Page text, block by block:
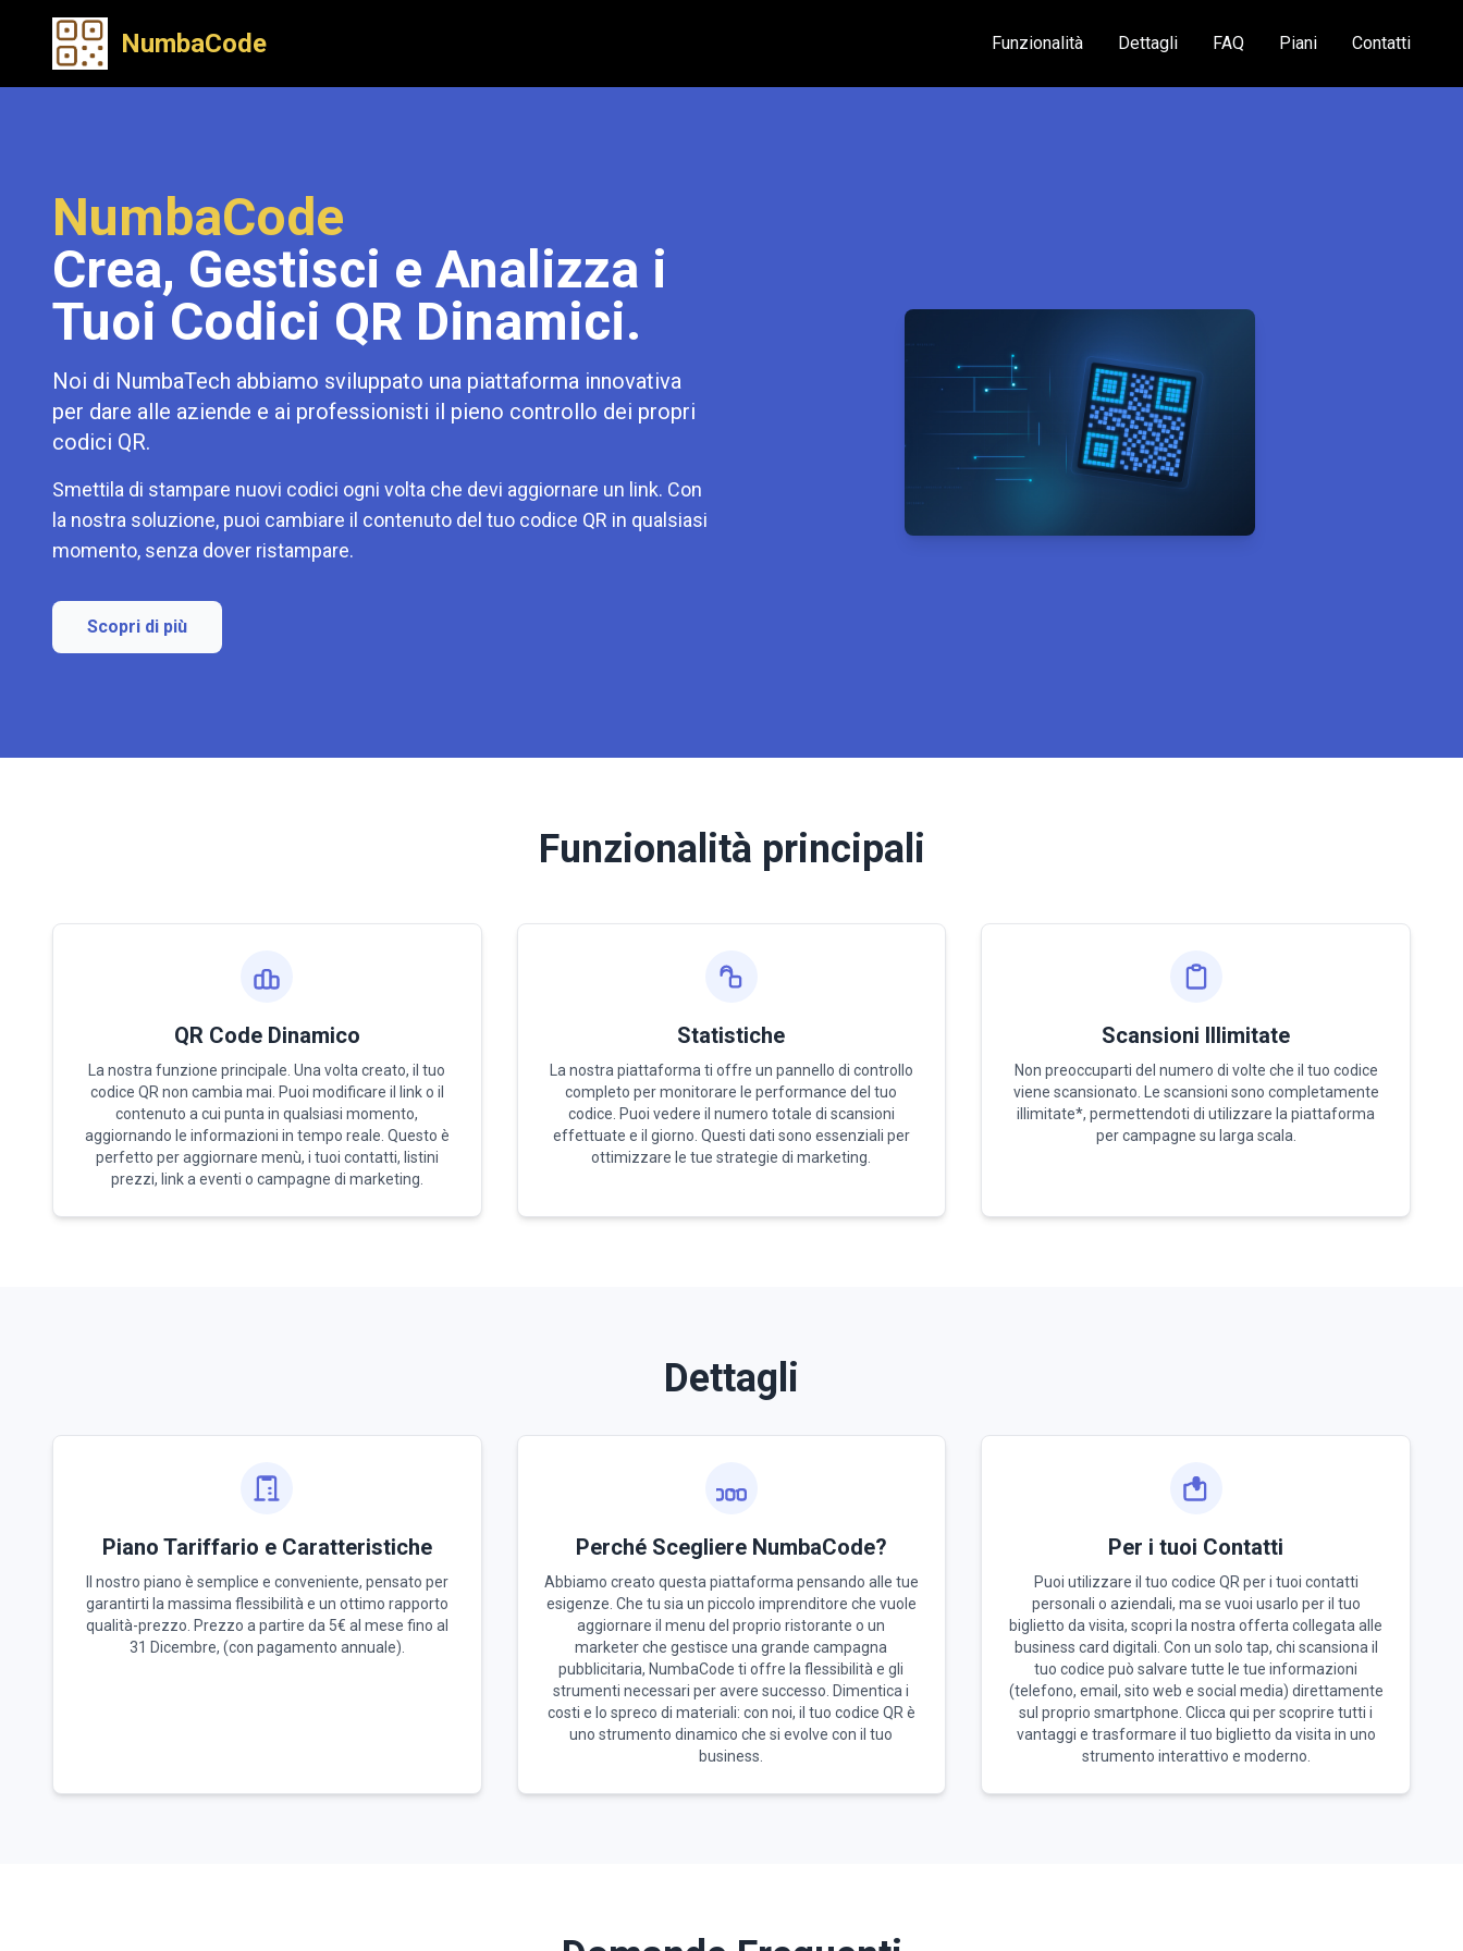
NumbaCode Funzionalità Dettagli FAQ Piani Contatti
NumbaCode
Crea, Gestisci e Analizza i
Tuoi Codici QR Dinamici.
Noi di NumbaTech abbiamo sviluppato una piattaforma innovativa
per dare alle aziende e ai professionisti il pieno controllo dei propri
codici QR.
Smettila di stampare nuovi codici ogni volta che devi aggiornare un link. Con
la nostra soluzione, puoi cambiare il contenuto del tuo codice QR in qualsiasi
momento, senza dover ristampare.
Scopri di più
Funzionalità principali
QR Code Dinamico
La nostra funzione principale. Una volta creato, il tuo
codice QR non cambia mai. Puoi modificare il link o il
contenuto a cui punta in qualsiasi momento,
aggiornando le informazioni in tempo reale. Questo è
perfetto per aggiornare menù, i tuoi contatti, listini
prezzi, link a eventi o campagne di marketing.
Statistiche
La nostra piattaforma ti offre un pannello di controllo
completo per monitorare le performance del tuo
codice. Puoi vedere il numero totale di scansioni
effettuate e il giorno. Questi dati sono essenziali per
ottimizzare le tue strategie di marketing.
Scansioni Illimitate
Non preoccuparti del numero di volte che il tuo codice
viene scansionato. Le scansioni sono completamente
illimitate*, permettendoti di utilizzare la piattaforma
per campagne su larga scala.
Dettagli
Piano Tariffario e Caratteristiche
Il nostro piano è semplice e conveniente, pensato per
garantirti la massima flessibilità e un ottimo rapporto
qualità-prezzo. Prezzo a partire da 5€ al mese fino al
31 Dicembre, (con pagamento annuale).
Perché Scegliere NumbaCode?
Abbiamo creato questa piattaforma pensando alle tue
esigenze. Che tu sia un piccolo imprenditore che vuole
aggiornare il menu del proprio ristorante o un
marketer che gestisce una grande campagna
pubblicitaria, NumbaCode ti offre la flessibilità e gli
strumenti necessari per avere successo. Dimentica i
costi e lo spreco di materiali: con noi, il tuo codice QR è
uno strumento dinamico che si evolve con il tuo
business.
Per i tuoi Contatti
Puoi utilizzare il tuo codice QR per i tuoi contatti
personali o aziendali, ma se vuoi usarlo per il tuo
biglietto da visita, scopri la nostra offerta collegata alle
business card digitali. Con un solo tap, chi scansiona il
tuo codice può salvare tutte le tue informazioni
(telefono, email, sito web e social media) direttamente
sul proprio smartphone. Clicca qui per scoprire tutti i
vantaggi e trasformare il tuo biglietto da visita in uno
strumento interattivo e moderno.